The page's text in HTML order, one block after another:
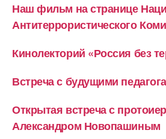
Наш фильм на странице
Антитеррористического
Кинолекторий «Россия без
Встреча с будущими
Открытая встреча с
Александром Новопашиным